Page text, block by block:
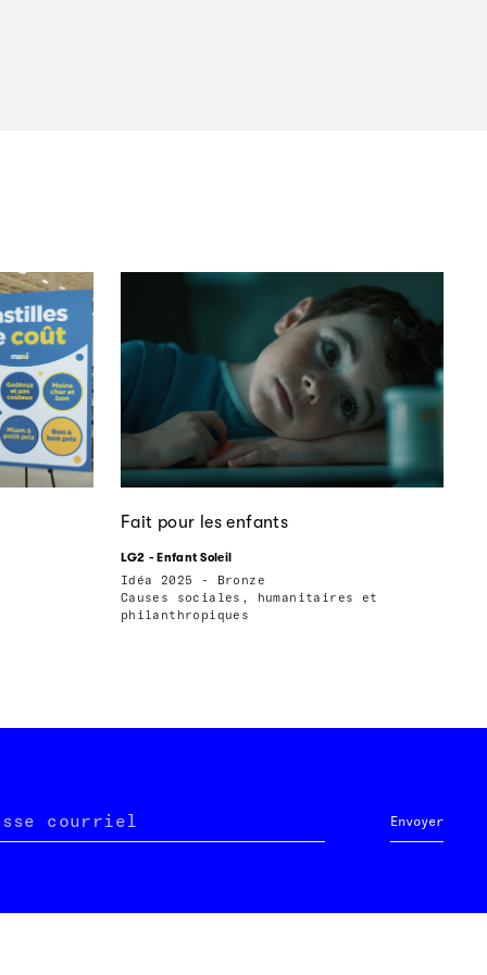
Fait pour les enfants
LG2 - Enfant Soleil
Idéa 2025 - Bronze
Causes sociales, humanitaires et
philanthropiques
courriel Envoyer